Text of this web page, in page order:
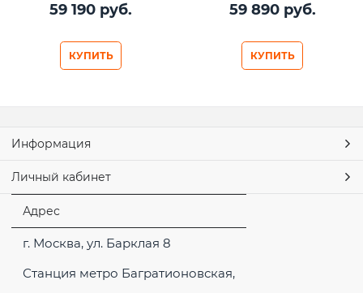
59 190 руб.
КУПИТЬ
59 890 руб.
КУПИТЬ
Информация
Личный кабинет
Адрес
г. Москва, ул. Барклая 8
Станция метро Багратионовская,